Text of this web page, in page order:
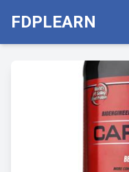
FDPLEARN